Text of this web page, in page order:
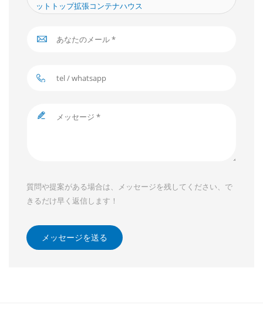
ットトップ拡張コンテナハウス
質問や提案がある場合は、メッセージを残してください、で
きるだけ早く返信します！
メッセージを送る